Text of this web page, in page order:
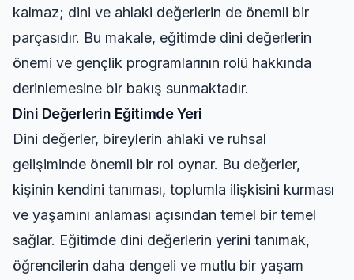
kalmaz; dini ve ahlaki değerlerin de önemli bir
parçasıdır. Bu makale, eğitimde dini değerlerin
önemi ve gençlik programlarının rolü hakkında
derinlemesine bir bakış sunmaktadır.
Dini Değerlerin Eğitimde Yeri
Dini değerler, bireylerin ahlaki ve ruhsal
gelişiminde önemli bir rol oynar. Bu değerler,
kişinin kendini tanıması, toplumla ilişkisini kurması
ve yaşamını anlaması açısından temel bir temel
sağlar. Eğitimde dini değerlerin yerini tanımak,
öğrencilerin daha dengeli ve mutlu bir yaşam